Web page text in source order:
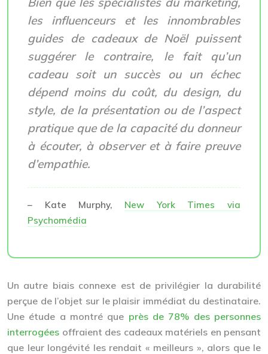
les influenceurs et les innombrables
guides de cadeaux de Noël puissent
suggérer le contraire, le fait qu’un
cadeau soit un succès ou un échec
dépend moins du coût, du design, du
style, de la présentation ou de l’aspect
pratique que de la capacité du donneur
à écouter, à observer et à faire preuve
d’empathie.
– Kate Murphy, New York Times via
Psychomédia
Un autre biais connexe est de privilégier la durabilité
perçue de l’objet sur le plaisir immédiat du destinataire.
Une étude a montré que près de 78% des personnes
interrogées offraient des cadeaux matériels en pensant
que leur longévité les rendait « meilleurs », alors que le